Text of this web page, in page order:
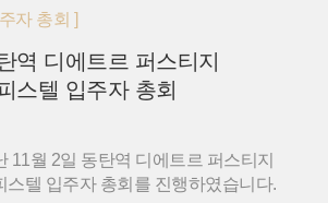
자 총회 ]
역 디에트르 퍼스티지
스텔 입주자 총회
11월 2일 동탄역 디에트르 퍼스티지
스텔 입주자 총회를 진행하였습니다.